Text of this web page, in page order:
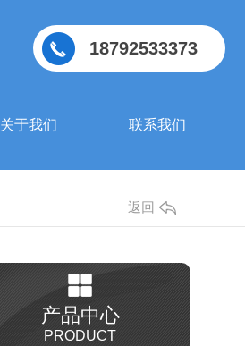
18792533373
关于我们 联系我们
返回
产品中心
PRODUCT